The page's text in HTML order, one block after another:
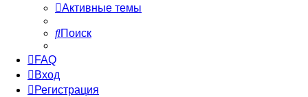
Активные темы
Поиск
FAQ
Вход
Регистрация